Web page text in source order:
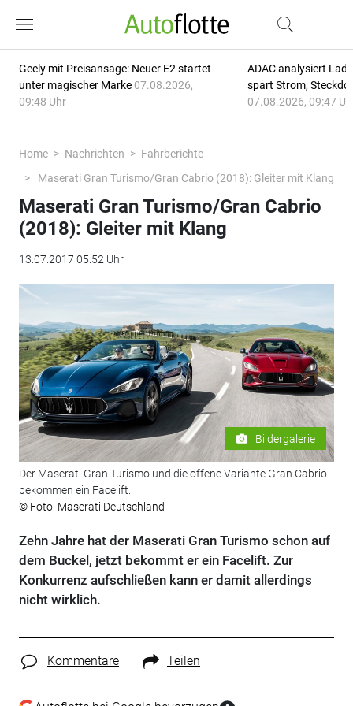
Geely mit Preisansage: Neuer E2 startet
unter magischer Marke 07.08.2026,
09:48 Uhr
ADAC analysiert
spart Strom,
07.08.2026, 09:47
Home Nachrichten
Fahrberichte
Maserati Gran Turismo/Gran Cabrio (2018): Gleiter mit Klang
Maserati Gran Turismo/Gran Cabrio
(2018): Gleiter mit Klang
13.07.2017 05:52 Uhr
Bildergalerie
Der Maserati Gran Turismo und die offene Variante Gran Cabrio
bekommen ein Facelift.
© Foto: Maserati Deutschland
Zehn Jahre hat der Maserati Gran Turismo schon auf
dem Buckel, jetzt bekommt er ein Facelift. Zur
Konkurrenz aufschließen kann er damit allerdings
nicht wirklich.
Kommentare Teilen